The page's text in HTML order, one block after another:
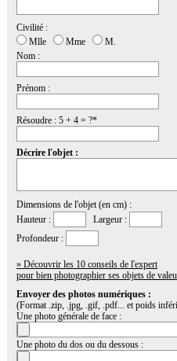
Civilité :
Mlle
Mme
M.
Nom :
Prénom :
Résoudre : 5 + 4 = ?*
Décrire l'objet :
Dimensions de l'objet (en cm) :
Hauteur :
Largeur :
Profondeur :
» Découvrir les 10 conseils de l'expert
pour bien photographier ses objets de
Envoyer des photos numériques :
(Format .zip, .jpg, .gif, .pdf... et poids
Une photo générale de face :
Une photo du dos ou du dessous :